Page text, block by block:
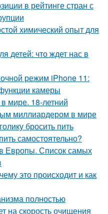
в рейтинге стран с
химический опыт для
детей: что ждет нас в
режим iPhone 11:
камеры
мире. 18-летний
миллиардером в мире
бросить пить
самостоятельно?
Европы. Список самых
это происходит и как
полностью
на скорость очищения